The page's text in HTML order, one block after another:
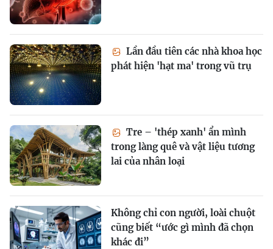
Lần đầu tiên các nhà khoa học
phát hiện 'hạt ma' trong vũ trụ
Tre – 'thép xanh' ẩn mình
trong làng quê và vật liệu tương
lai của nhân loại
Không chỉ con người, loài chuột
cũng biết “ước gì mình đã chọn
khác đi”